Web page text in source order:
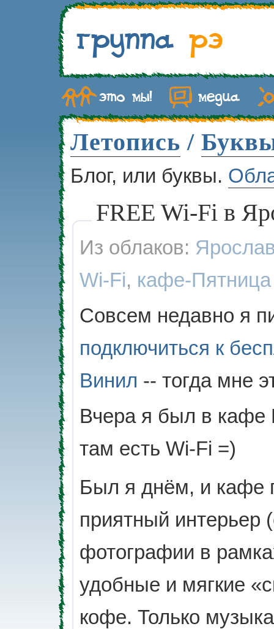
Летопись /
Блог, или буквы.
FREE Wi-Fi в
Из облаков:
Wi-Fi, кафе-Пятница
Совсем недавно я
подключиться к
Винил -- тогда мне
Вчера я был в кафе
там есть Wi-Fi =)
Был я днём, и кафе
приятный интерьер
фотографии в
удобные и мягкие
кофе. Только